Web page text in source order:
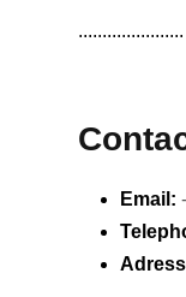
......................
Email: